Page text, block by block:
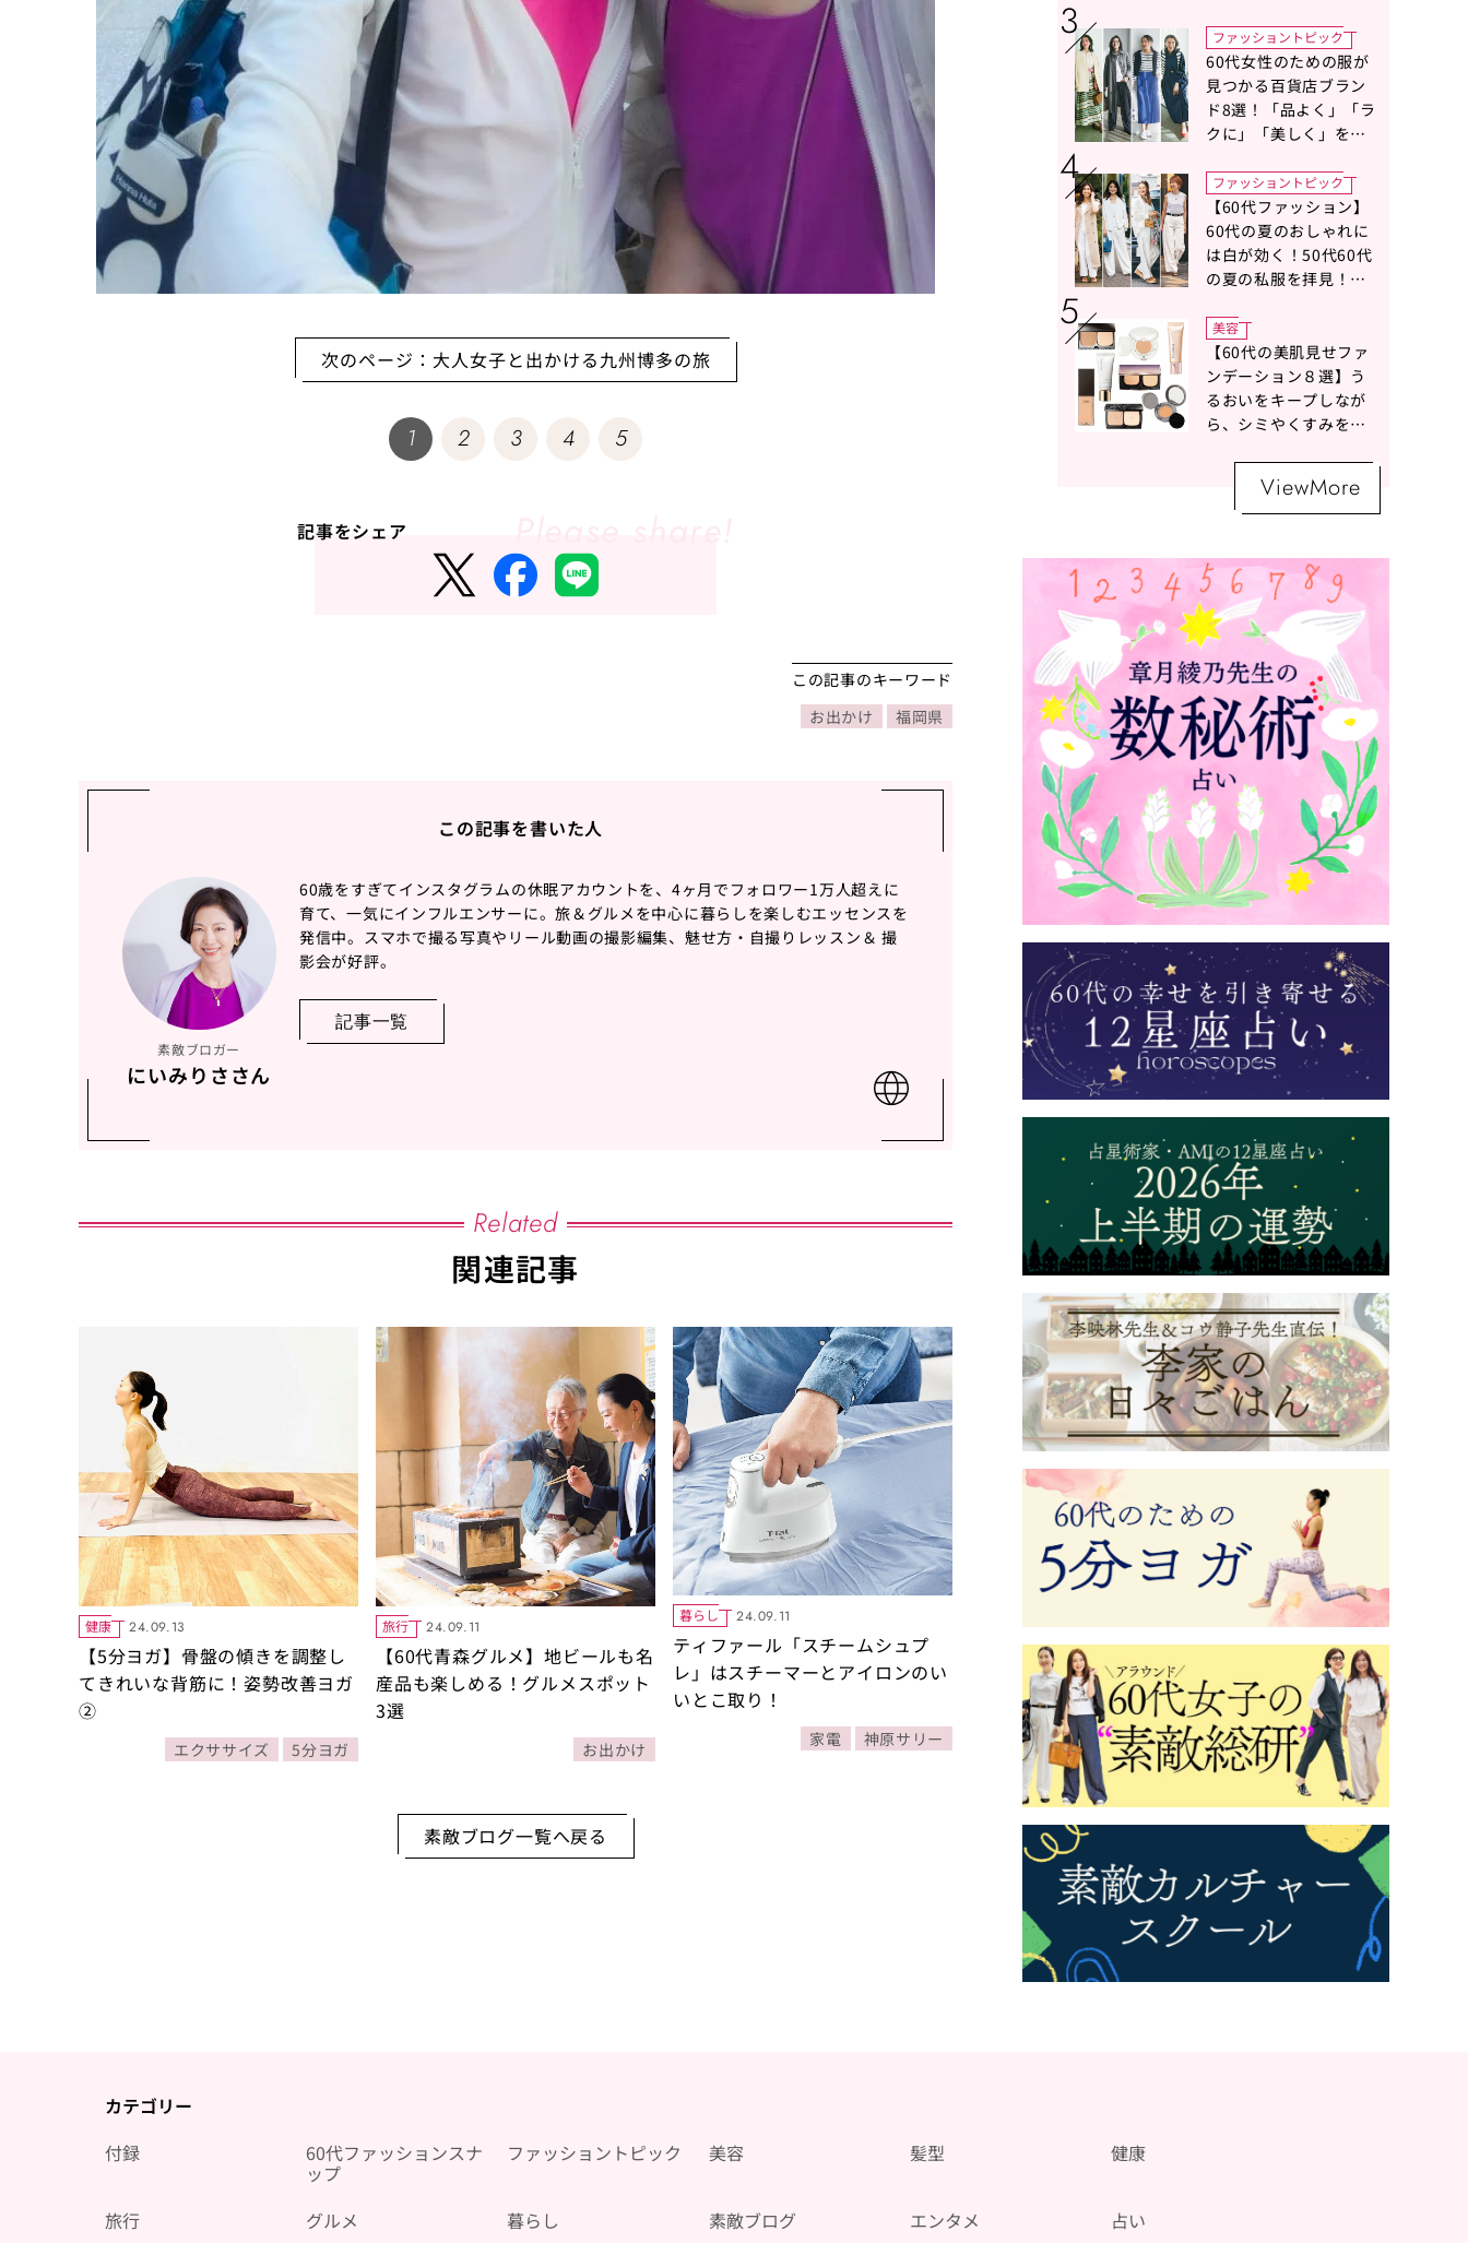
次のページ：大人女子と出かける九州博多の旅
1 2 3 4 5
記事をシェア
この記事のキーワード
お出かけ
福岡県
この記事を書いた人
素敵ブロガー
にいみりささん
60歳をすぎてインスタグラムの休眠アカウントを、4ヶ月でフォロワー1万人超えに
育て、一気にインフルエンサーに。旅＆グルメを中心に暮らしを楽しむエッセンスを
発信中。スマホで撮る写真やリール動画の撮影編集、魅せ方・自撮りレッスン＆ 撮
影会が好評。
記事一覧
Related
関連記事
健康 24.09.13
【5分ヨガ】骨盤の傾きを調整し
てきれいな背筋に！姿勢改善ヨガ
②
エクササイズ 5分ヨガ
旅行 24.09.11
【60代青森グルメ】地ビールも名
産品も楽しめる！グルメスポット
3選
お出かけ
暮らし 24.09.11
ティファール「スチームシュプ
レ」はスチーマーとアイロンのい
いとこ取り！
家電 神原サリー
素敵ブログ一覧へ戻る
の選び方〉をスタイリ
スト地曳いく子さんが
アドバイス！
ファッショントピック
60代女性のための服が
見つかる百貨店ブラン
ド8選！「品よく」「ラ
クに」「美しく」を叶
ファッショントピック
【60代ファッション】
60代の夏のおしゃれに
は白が効く！50代60代
の夏の私服を拝見！白
の魔術】
美容
【60代の美肌見せファ
ンデーション８選】う
るおいをキープしなが
ら、シミやくすみをナ
ViewMore
カテゴリー
付録
60代ファッションスナ
ップ
ファッショントピック 美容 髪型 健康
旅行 グルメ 暮らし 素敵ブログ エンタメ 占い